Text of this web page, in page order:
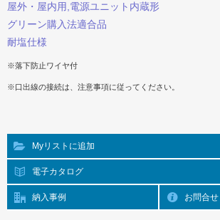
屋外・屋内用,電源ユニット内蔵形
グリーン購入法適合品
耐塩仕様
※落下防止ワイヤ付
※口出線の接続は、注意事項に従ってください。
Myリストに追加
電子カタログ
納入事例 お問合せ